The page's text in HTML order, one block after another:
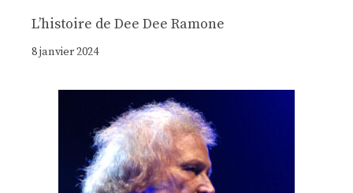
Lʼhistoire de Dee Dee Ramone
8 janvier 2024